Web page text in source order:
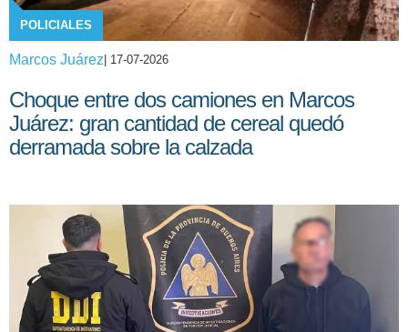
POLICIALES
Marcos Juárez | 17-07-2026
Choque entre dos camiones en Marcos
Juárez: gran cantidad de cereal quedó
derramada sobre la calzada